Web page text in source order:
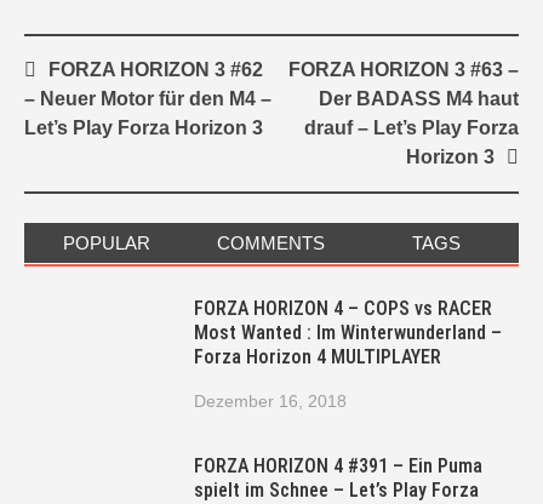
Post
navigation
FORZA HORIZON 3 #62
– Neuer Motor für den M4 –
Let’s Play Forza Horizon 3
FORZA HORIZON 3 #63 –
Der BADASS M4 haut
drauf – Let’s Play Forza
Horizon 3
POPULAR COMMENTS TAGS
FORZA HORIZON 4 – COPS vs RACER
Most Wanted : Im Winterwunderland –
Forza Horizon 4 MULTIPLAYER
Dezember 16, 2018
FORZA HORIZON 4 #391 – Ein Puma
spielt im Schnee – Let’s Play Forza